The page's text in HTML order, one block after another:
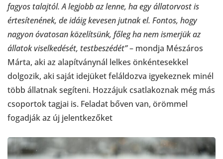
fagyos talajtól. A legjobb az lenne, ha egy állatorvost is
értesítenének, de idáig kevesen jutnak el. Fontos, hogy
nagyon óvatosan közelítsünk, főleg ha nem ismerjük az
állatok viselkedését, testbeszédét”– mondja Mészáros
Márta, aki az alapítványnál lelkes önkéntesekkel
dolgozik, aki saját idejüket feláldozva igyekeznek minél
több állatnak segíteni. Hozzájuk csatlakoznak még más
csoportok tagjai is. Feladat bőven van, örömmel
fogadják az új jelentkezőket